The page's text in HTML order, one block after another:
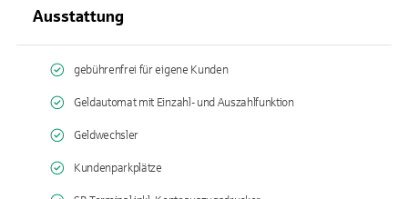
Ausstattung
gebührenfrei für eigene Kunden
Geldautomat mit Einzahl- und Auszahlfunktion
Geldwechsler
Kundenparkplätze